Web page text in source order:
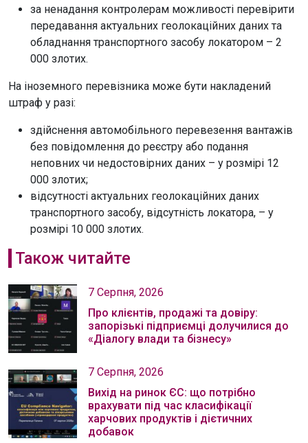
за ненадання контролерам можливості перевірити
передавання актуальних геолокаційних даних та
обладнання транспортного засобу локатором – 2
000 злотих.
На іноземного перевізника може бути накладений
штраф у разі:
здійснення автомобільного перевезення вантажів
без повідомлення до реєстру або подання
неповних чи недостовірних даних – у розмірі 12
000 злотих;
відсутності актуальних геолокаційних даних
транспортного засобу, відсутність локатора, – у
розмірі 10 000 злотих.
Також читайте
7 Серпня, 2026
Про клієнтів, продажі та довіру:
запорізькі підприємці долучилися до
«Діалогу влади та бізнесу»
7 Серпня, 2026
Вихід на ринок ЄС: що потрібно
врахувати під час класифікації
харчових продуктів і дієтичних
добавок